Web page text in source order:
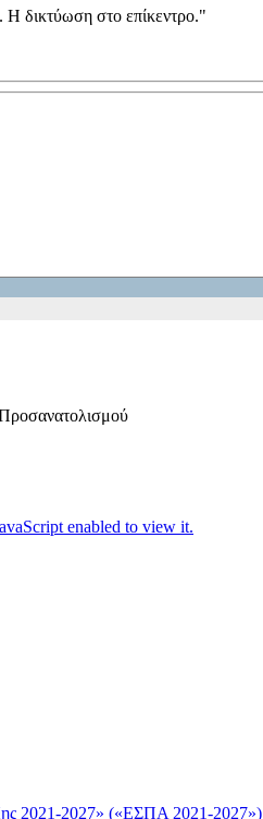
δικτύωση στο επίκεντρο."
enabled to view it.
2021-2027» («ΕΣΠΑ 2021-2027»)